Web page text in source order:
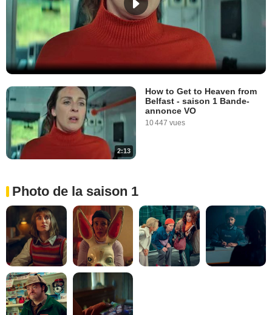
2:13
How to Get to Heaven from
Belfast - saison 1 Bande-
annonce VO
10 447 vues
Photo de la saison 1